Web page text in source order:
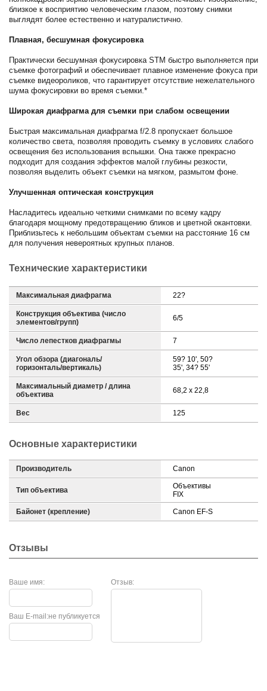
близкое к восприятию человеческим глазом, поэтому снимки
выглядят более естественно и натуралистично.
Плавная, бесшумная фокусировка
Практически бесшумная фокусировка STM быстро выполняется при
съемке фотографий и обеспечивает плавное изменение фокуса при
съемке видеороликов, что гарантирует отсутствие нежелательного
шума фокусировки во время съемки.*
Широкая диафрагма для съемки при слабом освещении
Быстрая максимальная диафрагма f/2.8 пропускает большое
количество света, позволяя проводить съемку в условиях слабого
освещения без использования вспышки. Она также прекрасно
подходит для создания эффектов малой глубины резкости,
позволяя выделить объект съемки на мягком, размытом фоне.
Улучшенная оптическая конструкция
Насладитесь идеально четкими снимками по всему кадру
благодаря мощному предотвращению бликов и цветной окантовки.
Приблизьтесь к небольшим объектам съемки на расстояние 16 см
для получения невероятных крупных планов.
Технические характеристики
Максимальная диафрагма 22?
Конструкция объектива (число
элементов/групп)
6/5
Число лепестков диафрагмы 7
Угол обзора (диагональ/
горизонталь/вертикаль)
59? 10', 50?
35', 34? 55'
Максимальный диаметр / длина
объектива
68,2 х 22,8
Вес 125
Основные характеристики
Производитель Canon
Тип объектива
Объективы
FIX
Байонет (крепление) Canon EF-S
Отзывы
Ваше имя: Отзыв:
не публикуется
Ваш E-mail: